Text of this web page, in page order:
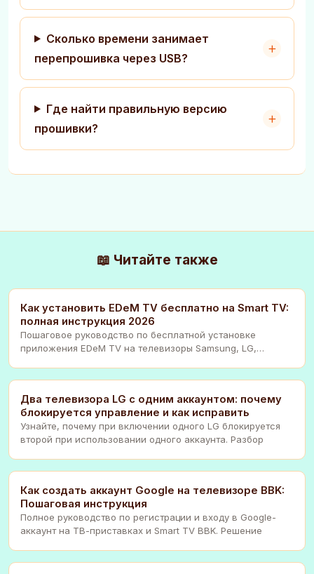
Сколько времени занимает
перепрошивка через USB?
Где найти правильную версию
прошивки?
📖 Читайте также
Как установить EDeM TV бесплатно на Smart TV:
полная инструкция 2026
Пошаговое руководство по бесплатной установке
приложения EDeM TV на телевизоры Samsung, LG,
Два телевизора LG с одним аккаунтом: почему
блокируется управление и как исправить
Узнайте, почему при включении одного LG блокируется
второй при использовании одного аккаунта. Разбор
Как создать аккаунт Google на телевизоре BBK:
Пошаговая инструкция
Полное руководство по регистрации и входу в Google-
аккаунт на ТВ-приставках и Smart TV BBK. Решение